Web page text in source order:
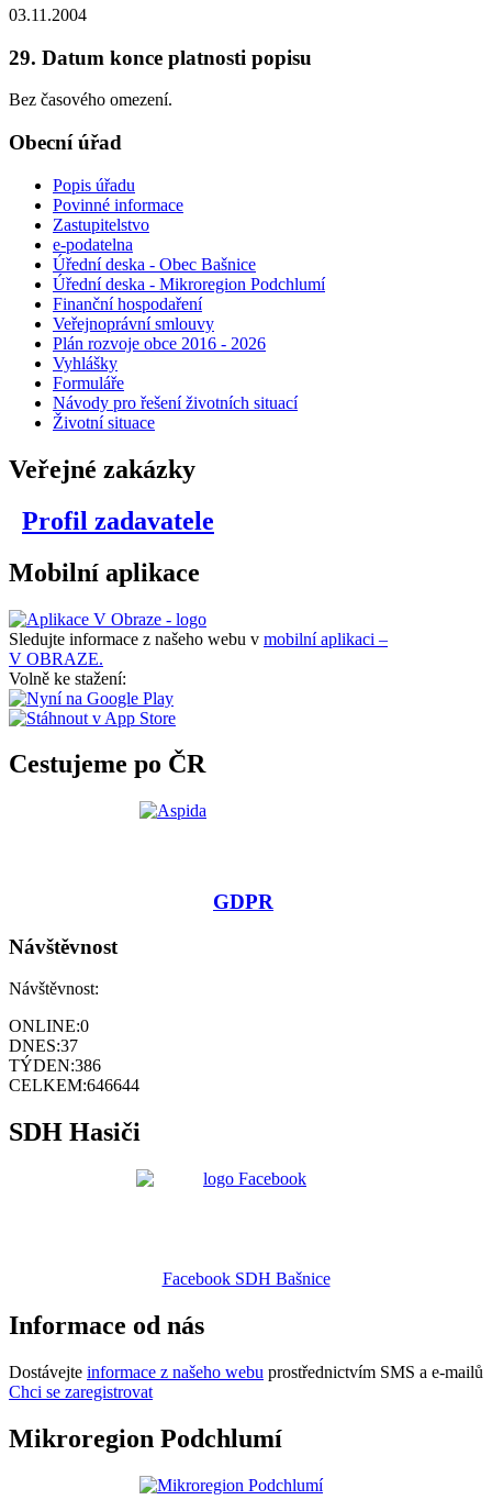
03.11.2004
29. Datum konce platnosti popisu
Bez časového omezení.
Obecní úřad
Popis úřadu
Povinné informace
Zastupitelstvo
e-podatelna
Úřední deska - Obec Bašnice
Úřední deska - Mikroregion Podchlumí
Finanční hospodaření
Veřejnoprávní smlouvy
Plán rozvoje obce 2016 - 2026
Vyhlášky
Formuláře
Návody pro řešení životních situací
Životní situace
Veřejné zakázky
Profil zadavatele
Mobilní aplikace
Sledujte informace z našeho webu v mobilní aplikaci –
V OBRAZE.
Volně ke stažení:
Cestujeme po ČR
GDPR
Návštěvnost
Návštěvnost:
ONLINE:0
DNES:37
TÝDEN:386
CELKEM:646644
SDH Hasiči
Facebook SDH Bašnice
Informace od nás
Dostávejte informace z našeho webu prostřednictvím SMS a e-mailů
Chci se zaregistrovat
Mikroregion Podchlumí